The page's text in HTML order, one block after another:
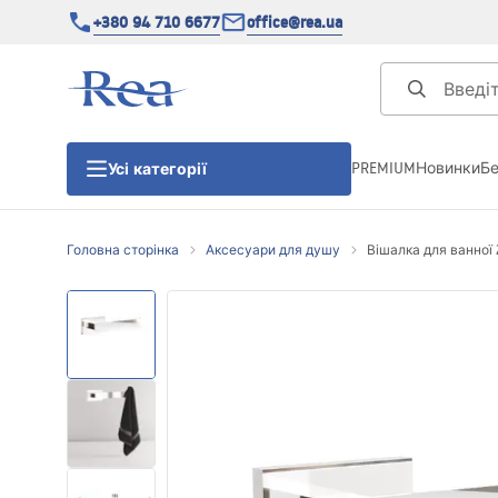
+380 94 710 6677 office@rea.ua
Усі категорії
Душові піддони
Душові лінійні зливи
PREMIUMНовинки
Головна сторінка Аксесуари для душу Вішалка для ванної